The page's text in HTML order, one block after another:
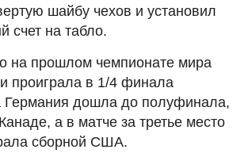
шайбу чехов и установил
счет на табло.
на прошлом чемпионате мира
проиграла в 1/4 финала
Германия дошла до полуфинала,
а в матче за третье место
сборной США.